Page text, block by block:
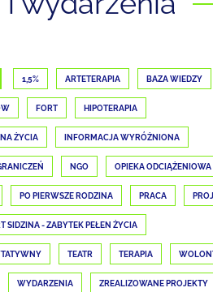
1,5% ARTETERAPIA BAZA WIEDZY
FORT HIPOTERAPIA
ŻYCIA INFORMACJA WYRÓŻNIONA
NGO OPIEKA ODCIĄŻENIOWA
PO PIERWSZE RODZINA PRACA
SIDZINA - ZABYTEK PEŁEN ŻYCIA
TEATR TERAPIA
WYDARZENIA ZREALIZOWANE PROJEKTY